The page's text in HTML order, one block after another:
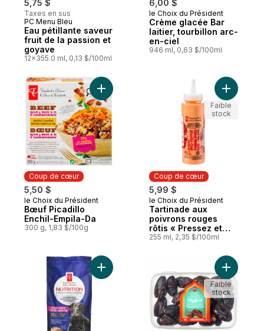
5,75 $
Taxes en sus
Coup de cœur
PC Menu Bleu
Eau pétillante saveur
fruit de la passion et
goyave
12x355.0 ml, 0,13 $/100ml
6,00 $
Coup de cœur
le Choix du Président
Crème glacée Bar
laitier, tourbillon arc-
en-ciel
946 ml, 0,63 $/100ml
Coup de cœur
5,50 $
Coup de cœur
le Choix du Président
Bœuf Picadillo
Enchil-Empila-Da
300 g, 1,83 $/100g
Ajouter Bœuf Picadillo Enchil-Empila-Da
Coup de cœur
5,99 $
Coup de cœur
le Choix du Président
Tartinade aux
poivrons rouges
rôtis « Pressez et
garnissez »
255 ml, 2,35 $/100ml
Ajouter
Faible
stock
Ajouter Nourriture sèche de qualitéAjouter
Faible
stock